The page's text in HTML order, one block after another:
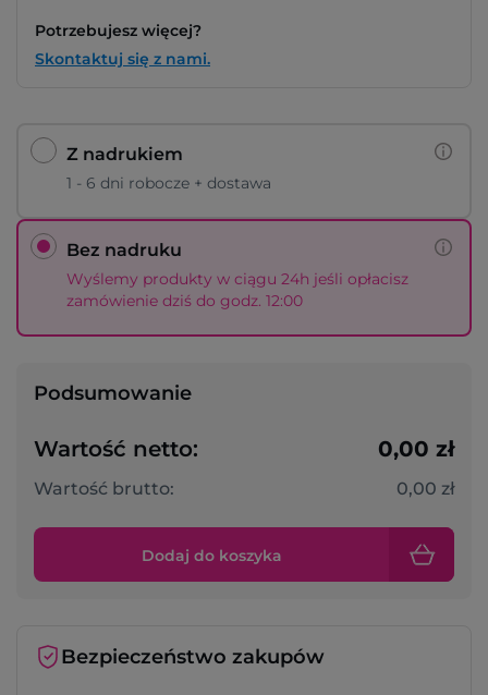
Potrzebujesz więcej?
Skontaktuj się z nami.
Z nadrukiem
1 - 6 dni robocze + dostawa
Bez nadruku
Wyślemy produkty w ciągu 24h jeśli opłacisz
zamówienie dziś do godz. 12:00
Podsumowanie
Wartość netto: 0,00 zł
Wartość brutto: 0,00 zł
Dodaj do koszyka
Bezpieczeństwo zakupów